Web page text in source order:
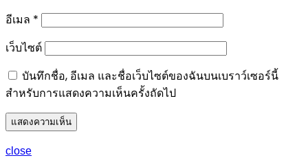
อีเมล *
เว็บไซต์
บันทึกชื่อ, อีเมล และชื่อเว็บไซต์ของฉันบนเบราว์เซอร์นี้
สำหรับการแสดงความเห็นครั้งถัดไป
close